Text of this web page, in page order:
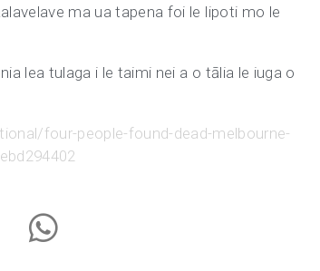
ma ua tapena foi le lipoti mo le
lea tulaga i le taimi nei a o tālia le iuga o
four-people-found-dead-melbourne-